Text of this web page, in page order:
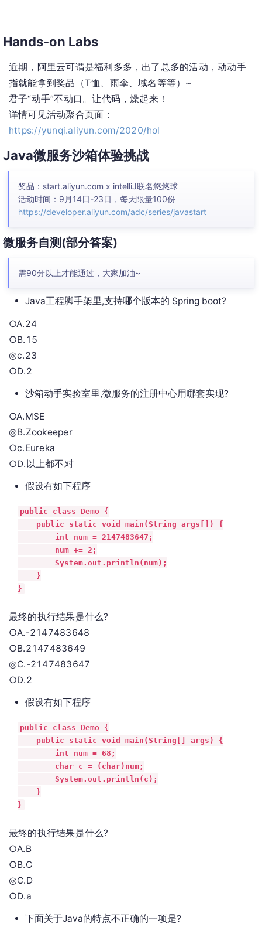
Hands-on Labs
近期，阿里云可谓是福利多多，出了总多的活动，动动手
指就能拿到奖品（T恤、雨伞、域名等等）~
君子“动手”不动口。让代码，燥起来！
详情可见活动聚合页面：
https://yunqi.aliyun.com/2020/hol
Java微服务沙箱体验挑战
奖品：start.aliyun.com x intelliJ联名悠悠球
活动时间：9月14日-23日，每天限量100份
https://developer.aliyun.com/adc/series/javastart
微服务自测(部分答案)
需90分以上才能通过，大家加油~
Java工程脚手架里,支持哪个版本的 Spring boot?
○A.24
○B.15
◎c.23
○D.2
沙箱动手实验室里,微服务的注册中心用哪套实现?
○A.MSE
◎B.Zookeeper
○c.Eureka
○D.以上都不对
假设有如下程序
public class Demo {
    public static void main(String args[]) {
        int num = 2147483647;
        num += 2;
        System.out.println(num);
    }
}
最终的执行结果是什么?
○A.-2147483648
○B.2147483649
◎C.-2147483647
○D.2
假设有如下程序
public class Demo {
    public static void main(String[] args) {
        int num = 68;
        char c = (char)num;
        System.out.println(c);
    }
}
最终的执行结果是什么?
○A.B
○B.C
◎C.D
○D.a
下面关于Java的特点不正确的一项是?